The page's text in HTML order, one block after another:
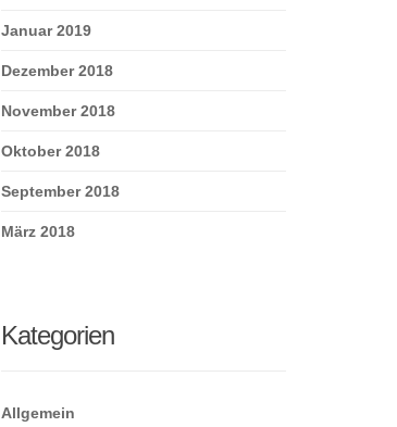
Januar 2019
Dezember 2018
November 2018
Oktober 2018
September 2018
März 2018
Kategorien
Allgemein